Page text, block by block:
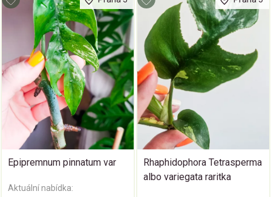
Epipremnum pinnatum var
Aktuální nabídka:
Rhaphidophora Tetrasperma
albo variegata raritka